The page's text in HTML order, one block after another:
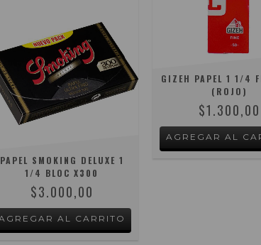
PAPEL SMOKING DELUXE 1
1/4 BLOC X300
$3.000,00
GIZEH PAPEL 1 1/4
(ROJO)
$1.300,00